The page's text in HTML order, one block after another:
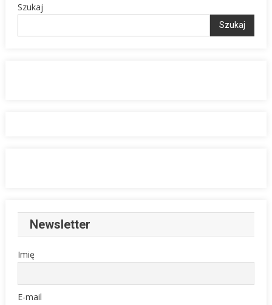
Szukaj
Szukaj
Newsletter
Imię
E-mail